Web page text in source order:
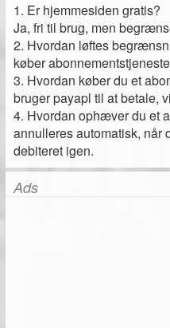
1. Er hjemmesiden gratis?
Ja, fri til brug, men
2. Hvordan løftes
køber
3. Hvordan køber du et
bruger payapl til at betale,
4. Hvordan ophæver du et
annulleres automatisk, når
debiteret igen.
Ads